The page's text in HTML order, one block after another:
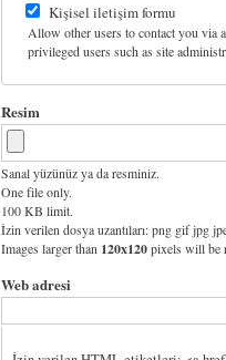
Kişisel iletişim formu
Allow other users to contact you via
privileged users such as site
Resim
Sanal yüzünüz ya da resminiz.
One file only.
100 KB limit.
İzin verilen dosya uzantıları: png gif jpg
Images larger than 120x120pixels will be
Web adresi